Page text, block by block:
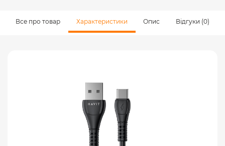
Все про товар Характеристики Опис Відгуки (0)